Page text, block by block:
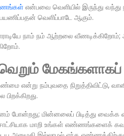
என்பவை வெளியில் இருந்து
வெளிப்பாடே ஆகும்.
நாம் நம் ஆற்றலை
மேகங்களாகப்
நம்புவதை நிறுத்திவிட்டு,
மின்னலைப் பிடித்து வைக்க
மாறி உங்கள் எண்ணங்களைக்